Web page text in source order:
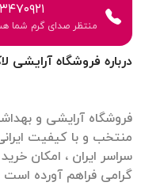
درباره فروشگاه آرایشی
فروشگاه آرایشی و
منتخب و با کیفیت
سراسر ایران ، امکان
گرامی فراهم آورده است
منتظر صدای گرم شما